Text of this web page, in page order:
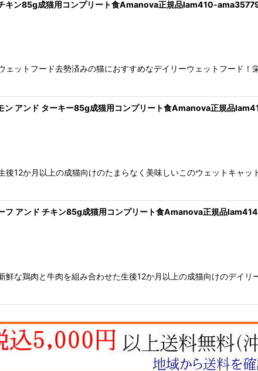
キン85g成猫用コンプリート食Amanova正規品lam410-
ットフード去勢済みの猫におすすめなデイリーウェットフード
ン アンド ターキー85g成猫用コンプリート食Amanova正規品
12か月以上の成猫向けのたまらなく美味しいこのウェットキャ
フ アンド チキン85g成猫用コンプリート食Amanova正規品
な鶏肉と牛肉を組み合わせた生後12か月以上の成猫向けのデイ